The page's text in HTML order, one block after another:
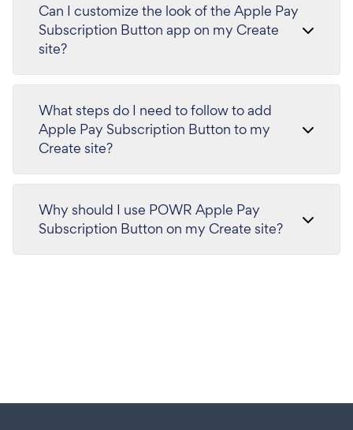
Can I customize the look of the Apple Pay
Subscription Button app on my Create
site?
What steps do I need to follow to add
Apple Pay Subscription Button to my
Create site?
Why should I use POWR Apple Pay
Subscription Button on my Create site?